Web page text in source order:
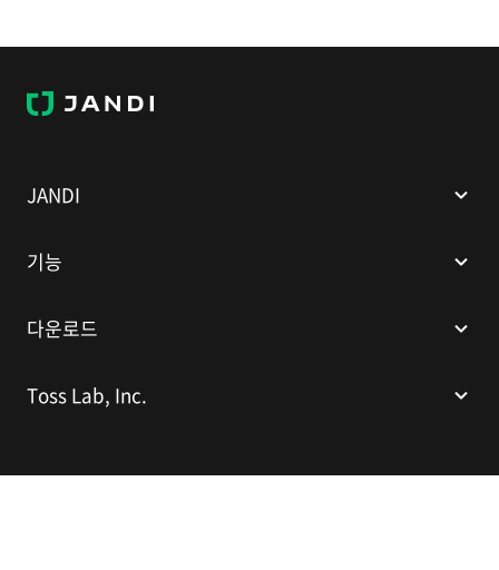
J
A
JANDI
기능
다운로드
Toss Lab, Inc.